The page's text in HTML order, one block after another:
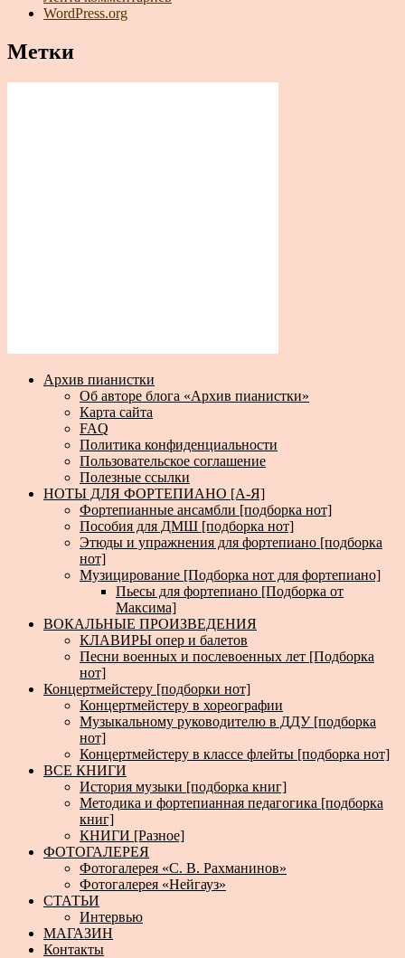
WordPress.org
Метки
Архив пианистки
Об авторе блога «Архив пианистки»
Карта сайта
FAQ
Политика конфиденциальности
Пользовательское соглашение
Полезные ссылки
НОТЫ ДЛЯ ФОРТЕПИАНО [А-Я]
Фортепианные ансамбли [подборка нот]
Пособия для ДМШ [подборка нот]
Этюды и упражнения для фортепиано [подборка
нот]
Музицирование [Подборка нот для фортепиано]
Пьесы для фортепиано [Подборка от
Максима]
ВОКАЛЬНЫЕ ПРОИЗВЕДЕНИЯ
КЛАВИРЫ опер и балетов
Песни военных и послевоенных лет [Подборка
нот]
Концертмейстеру [подборки нот]
Концертмейстеру в хореографии
Музыкальному руководителю в ДДУ [подборка
нот]
Концертмейстеру в классе флейты [подборка нот]
ВСЕ КНИГИ
История музыки [подборка книг]
Методика и фортепианная педагогика [подборка
книг]
КНИГИ [Разное]
ФОТОГАЛЕРЕЯ
Фотогалерея «С. В. Рахманинов»
Фотогалерея «Нейгауз»
СТАТЬИ
Интервью
МАГАЗИН
Контакты